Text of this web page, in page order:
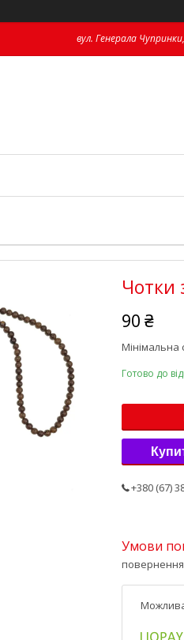
вул. Генерала
Чотки
90 ₴
Мінімальна
Готово до
+380 (67)
повернення